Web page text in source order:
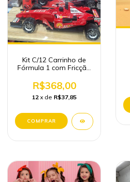
Kit C/12 Carrinho de
Fórmula 1 com Fricção
R$368,00
12 x de R$37,85